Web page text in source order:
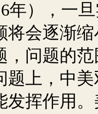
年），一
将会逐渐
，问题的
题上，中
发挥作用